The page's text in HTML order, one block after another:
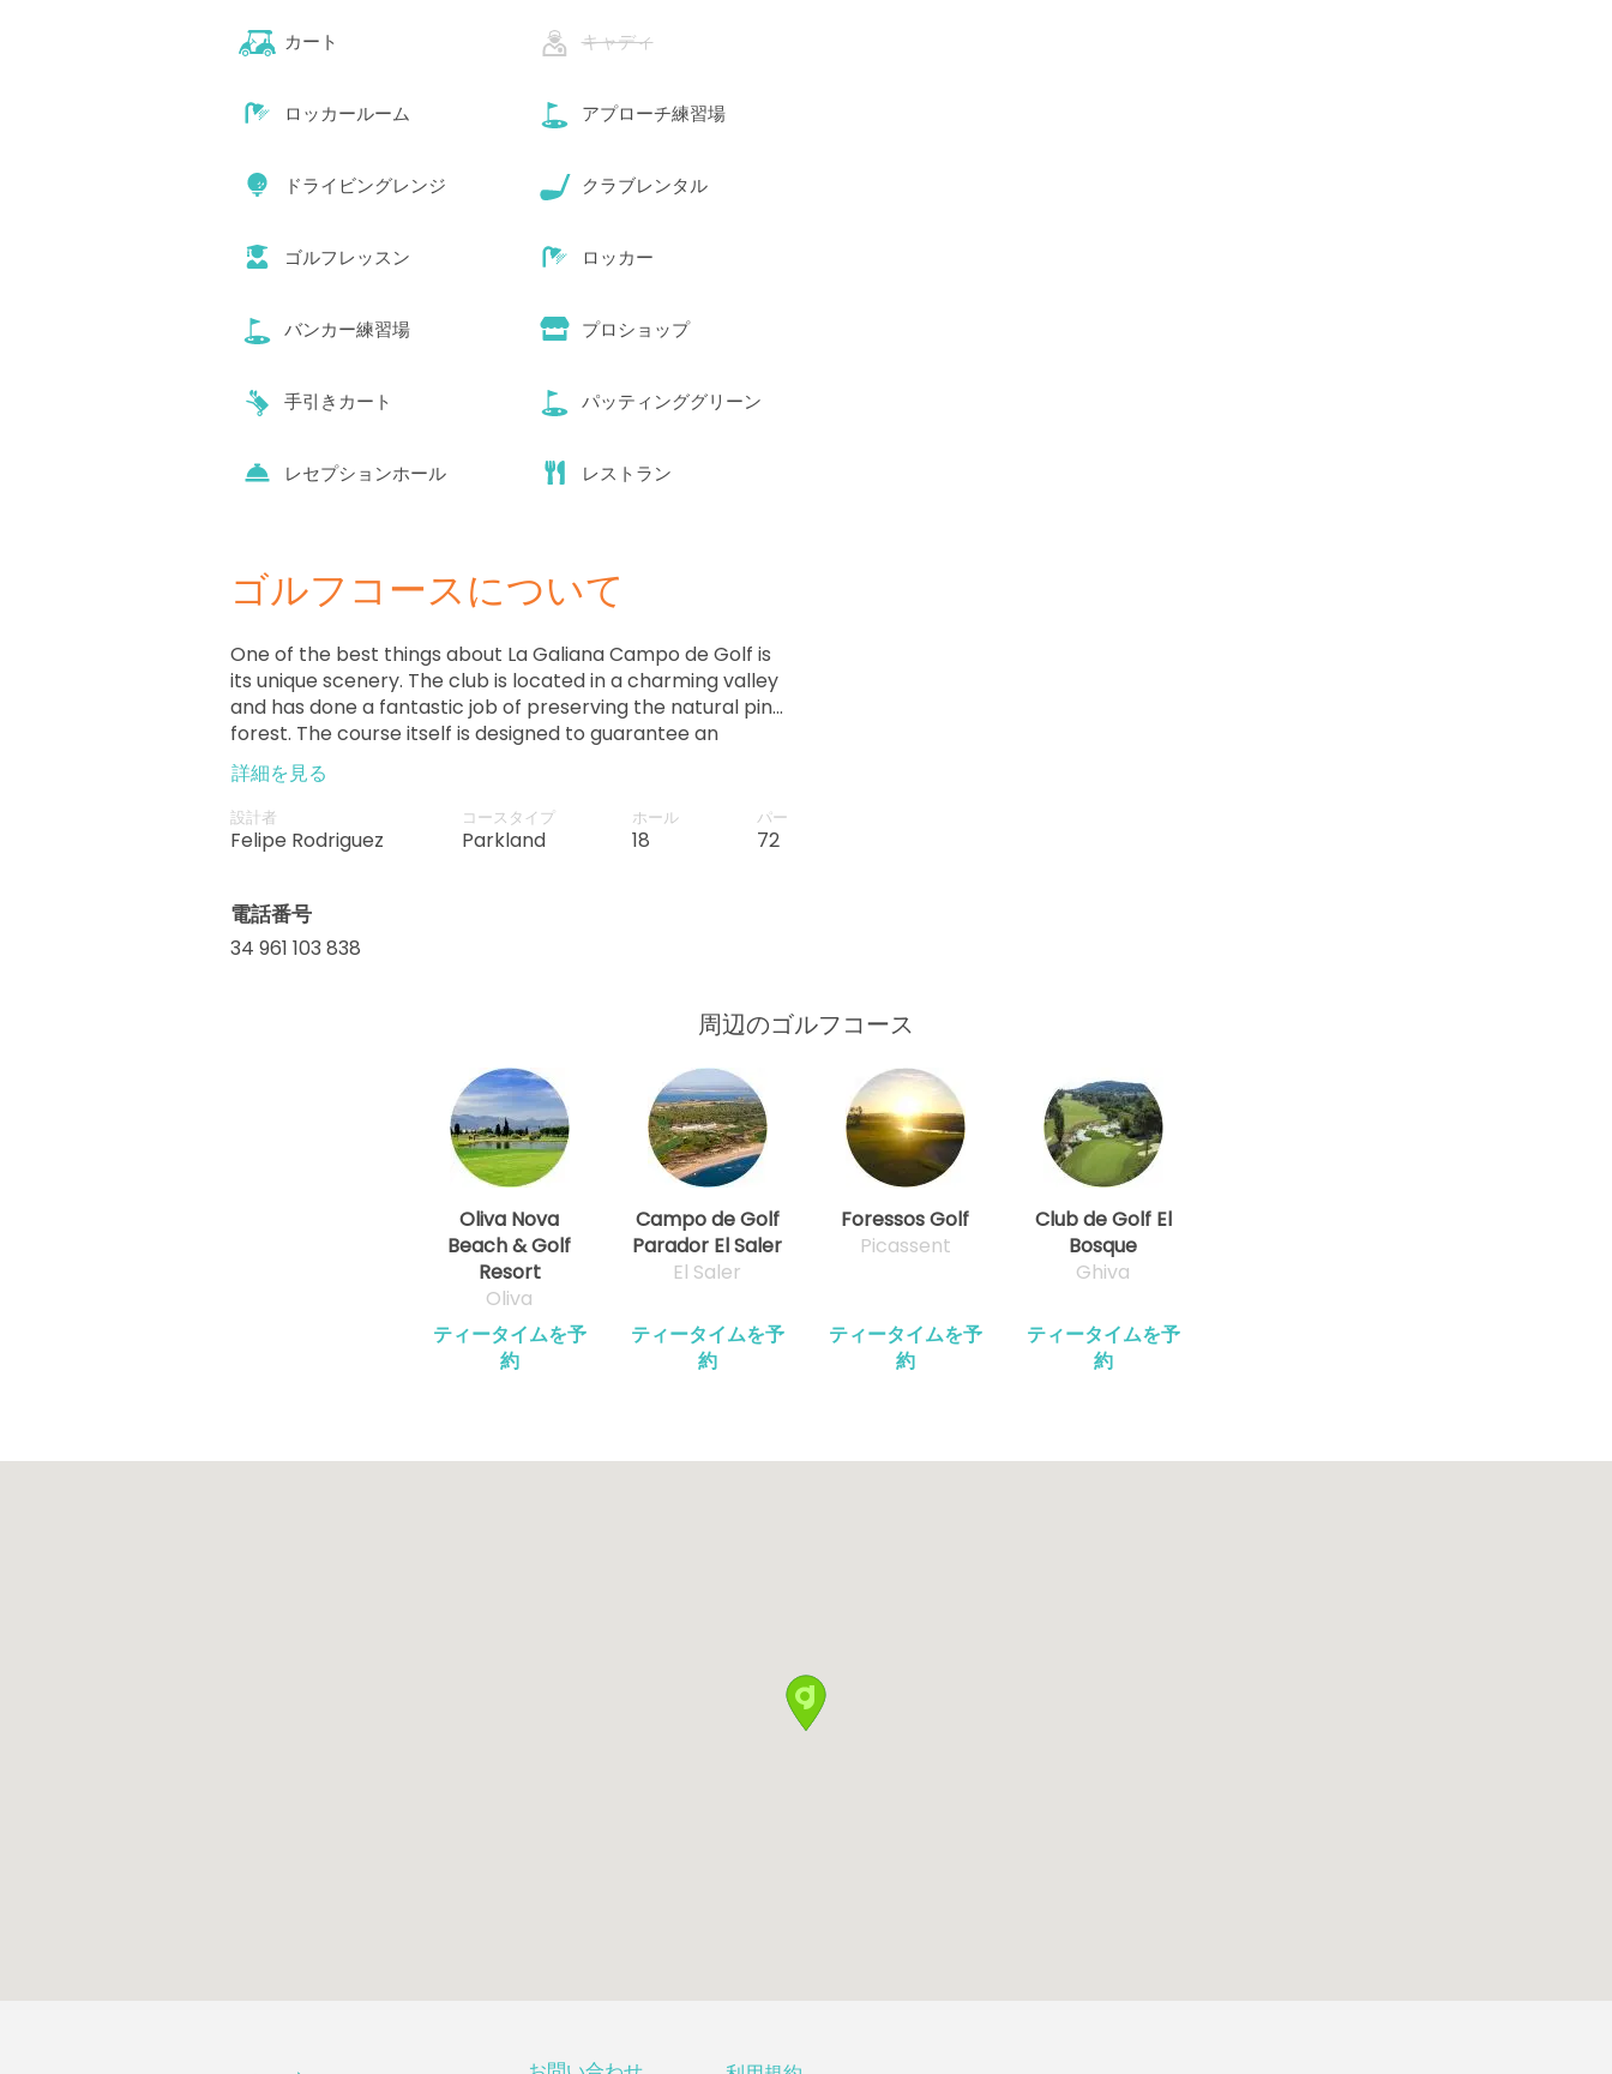
カート キャディ
ロッカールーム アプローチ練習場
ドライビングレンジ クラブレンタル
ゴルフレッスン ロッカー
バンカー練習場 プロショップ
手引きカート パッティンググリーン
レセプションホール レストラン
ゴルフコースについて
One of the best things about La Galiana Campo de Golf is
its unique scenery. The club is located in a charming valley
and has done a fantastic job of preserving the natural pine
forest. The course itself is designed to guarantee an
unforgettable experience – it has plenty of water hazards,
bunkers and wide fairways that both beginners and more
experienced players will enjoy.
詳細を見る
設計者
Felipe Rodriguez
コースタイプ
Parkland
ホール
18
パー
72
電話番号
34 961 103 838
周辺のゴルフコース
Oliva Nova
Beach & Golf
Resort
Oliva
ティータイムを予
約
Campo de Golf
Parador El Saler
El Saler
ティータイムを予
約
Foressos Golf
Picassent
ティータイムを予
約
Club de Golf El
Bosque
Ghiva
ティータイムを予
約